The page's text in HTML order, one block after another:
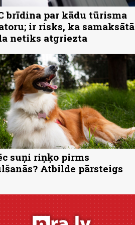
brīdina par kādu tūrisma
ir risks, ka samaksātā
netiks atgriezta
suņi riņķo pirms
Atbilde pārsteigs